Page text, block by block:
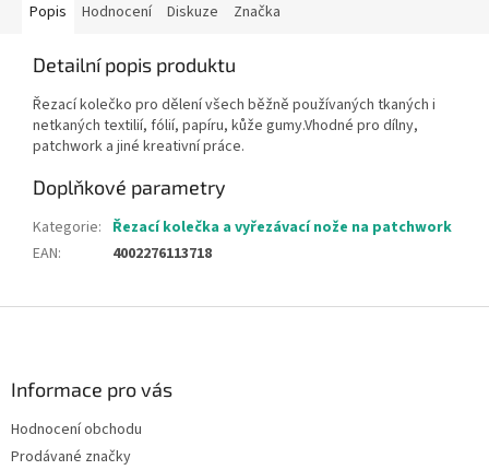
Popis Hodnocení Diskuze Značka
Detailní popis produktu
Řezací kolečko pro dělení všech běžně používaných tkaných i
netkaných textilií, fólií, papíru, kůže gumy.Vhodné pro dílny,
patchwork a jiné kreativní práce.
Doplňkové parametry
Kategorie: Řezací kolečka a vyřezávací nože na patchwork
EAN: 4002276113718
Informace pro vás
Hodnocení obchodu
Prodávané značky